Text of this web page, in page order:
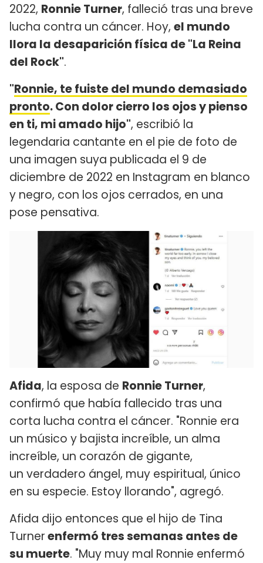
2022, Ronnie Turner, falleció tras una breve
lucha contra un cáncer. Hoy, el mundo
llora la desaparición física de "La Reina
del Rock".
"Ronnie, te fuiste del mundo demasiado
pronto. Con dolor cierro los ojos y pienso
en ti, mi amado hijo", escribió la
legendaria cantante en el pie de foto de
una imagen suya publicada el 9 de
diciembre de 2022 en Instagram en blanco
y negro, con los ojos cerrados, en una
pose pensativa.
Afida, la esposa de Ronnie Turner,
confirmó que había fallecido tras una
corta lucha contra el cáncer. "Ronnie era
un músico y bajista increíble, un alma
increíble, un corazón de gigante,
un verdadero ángel, muy espiritual, único
en su especie. Estoy llorando", agregó.
Afida dijo entonces que el hijo de Tina
Turnerenfermó tres semanas antes de
su muerte. "Muy muy mal Ronnie enfermó